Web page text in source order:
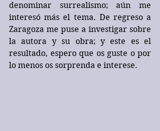
denominar surrealismo; aún me
interesó más el tema. De regreso a
Zaragoza me puse a investigar sobre
la autora y su obra; y este es el
resultado, espero que os guste o por
lo menos os sorprenda e interese.